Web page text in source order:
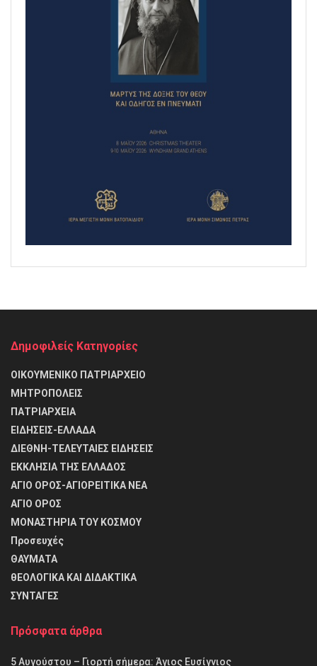
Δημοφιλείς Κατηγορίες
ΟΙΚΟΥΜΕΝΙΚΟ ΠΑΤΡΙΑΡΧΕΙΟ
ΜΗΤΡΟΠΟΛΕΙΣ
ΠΑΤΡΙΑΡΧΕΙΑ
ΕΙΔΗΣΕΙΣ-ΕΛΛΑΔΑ
ΔΙΕΘΝΗ-ΤΕΛΕΥΤΑΙΕΣ ΕΙΔΗΣΕΙΣ
ΕΚΚΛΗΣΙΑ ΤΗΣ ΕΛΛΑΔΟΣ
ΑΓΙΟ ΟΡΟΣ-ΑΓΙΟΡΕΙΤΙΚΑ ΝΕΑ
ΑΓΙΟ ΟΡΟΣ
ΜΟΝΑΣΤΗΡΙΑ ΤΟΥ ΚΟΣΜΟΥ
Προσευχές
ΘΑΥΜΑΤΑ
θΕΟΛΟΓΙΚΑ ΚΑΙ ΔΙΔΑΚΤΙΚΑ
ΣΥΝΤΑΓΕΣ
Πρόσφατα άρθρα
5 Αυγούστου – Γιορτή σήμερα: Άγιος Ευσίγνιος